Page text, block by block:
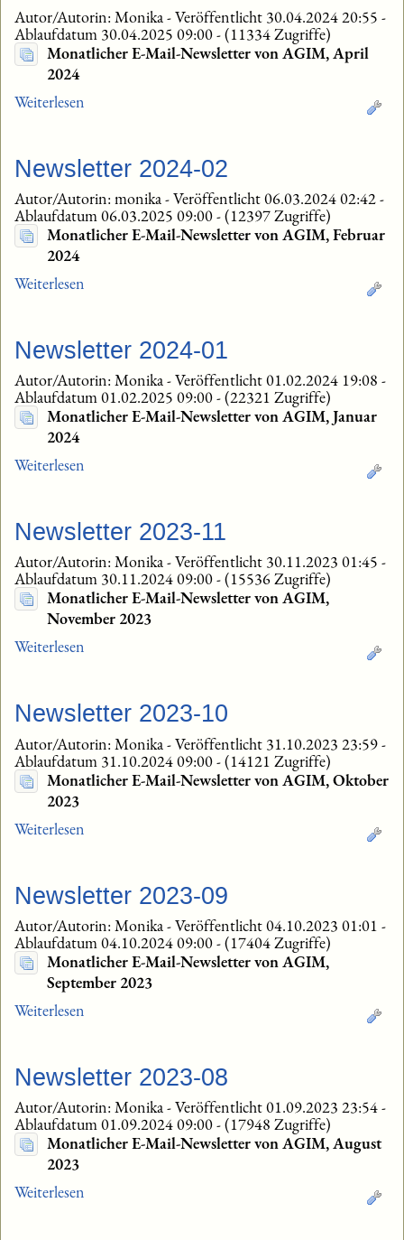
Autor/Autorin: Monika-Veröffentlicht 30.04.2024 20:55 -
Ablaufdatum 30.04.2025 09:00-(11334 Zugriffe)
Monatlicher E-Mail-Newsletter von AGIM, April
2024
Weiterlesen
Newsletter 2024-02
Autor/Autorin: monika-Veröffentlicht 06.03.2024 02:42-
Ablaufdatum 06.03.2025 09:00-(12397 Zugriffe)
Monatlicher E-Mail-Newsletter von AGIM, Februar
2024
Weiterlesen
Newsletter 2024-01
Autor/Autorin: Monika-Veröffentlicht 01.02.2024 19:08 -
Ablaufdatum 01.02.2025 09:00-(22321 Zugriffe)
Monatlicher E-Mail-Newsletter von AGIM, Januar
2024
Weiterlesen
Newsletter 2023-11
Autor/Autorin: Monika-Veröffentlicht 30.11.2023 01:45 -
Ablaufdatum 30.11.2024 09:00-(15536 Zugriffe)
Monatlicher E-Mail-Newsletter von AGIM,
November 2023
Weiterlesen
Newsletter 2023-10
Autor/Autorin: Monika -Veröffentlicht 31.10.2023 23:59-
Ablaufdatum 31.10.2024 09:00-(14121 Zugriffe)
Monatlicher E-Mail-Newsletter von AGIM, Oktober
2023
Weiterlesen
Newsletter 2023-09
Autor/Autorin: Monika-Veröffentlicht 04.10.2023 01:01 -
Ablaufdatum 04.10.2024 09:00-(17404 Zugriffe)
Monatlicher E-Mail-Newsletter von AGIM,
September 2023
Weiterlesen
Newsletter 2023-08
Autor/Autorin: Monika-Veröffentlicht 01.09.2023 23:54-
Ablaufdatum 01.09.2024 09:00-(17948 Zugriffe)
Monatlicher E-Mail-Newsletter von AGIM, August
2023
Weiterlesen